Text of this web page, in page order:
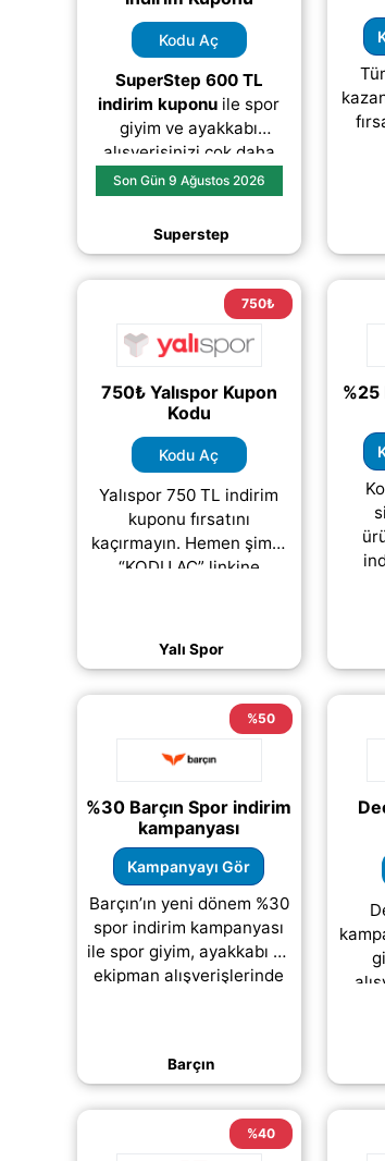
Kodu Aç
SuperStep 600 TL
indirim kuponu ile spor
giyim ve ayakkabı
alışverişinizi çok daha
avantajlı hale
getirebilirsiniz. Yukarıda
bulunan
“KUPONU
GÖSTER”butonuna
Son Gün 9 Ağustos 2026
Superstep
750₺
750₺ Yalıspor Kupon
Kodu
Kodu Aç
Yalıspor 750 TL indirim
kuponu fırsatını
kaçırmayın. Hemen şimdi
“KODU AÇ” linkine
adımında ücretsiz olarak
(daha&helliip;)
Yalı Spor
%50
%30 Barçın Spor indirim
kampanyası
Kampanyayı Gör
Barçın’ın yeni dönem %30
spor indirim kampanyası
ile spor giyim, ayakkabı ve
ekipman alışverişlerinde
(daha&helliip;)
Barçın
%40